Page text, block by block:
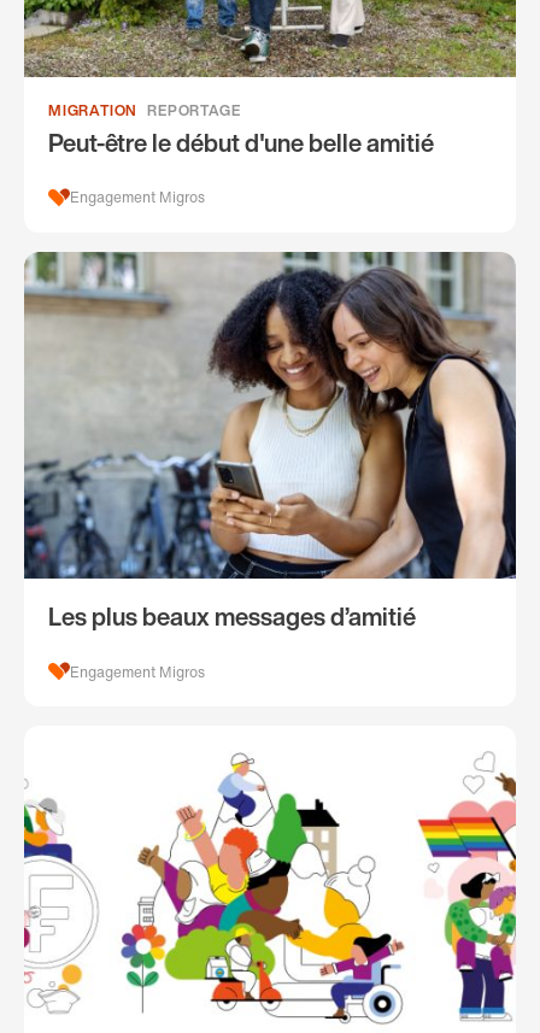
MIGRATION REPORTAGE
Peut-être le début d'une belle amitié
Engagement Migros
Les plus beaux messages d’amitié
Engagement Migros